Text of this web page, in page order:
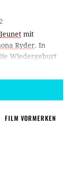
mit
Ryder. In
Wiedergeburt
sie
FILM VORMERKEN